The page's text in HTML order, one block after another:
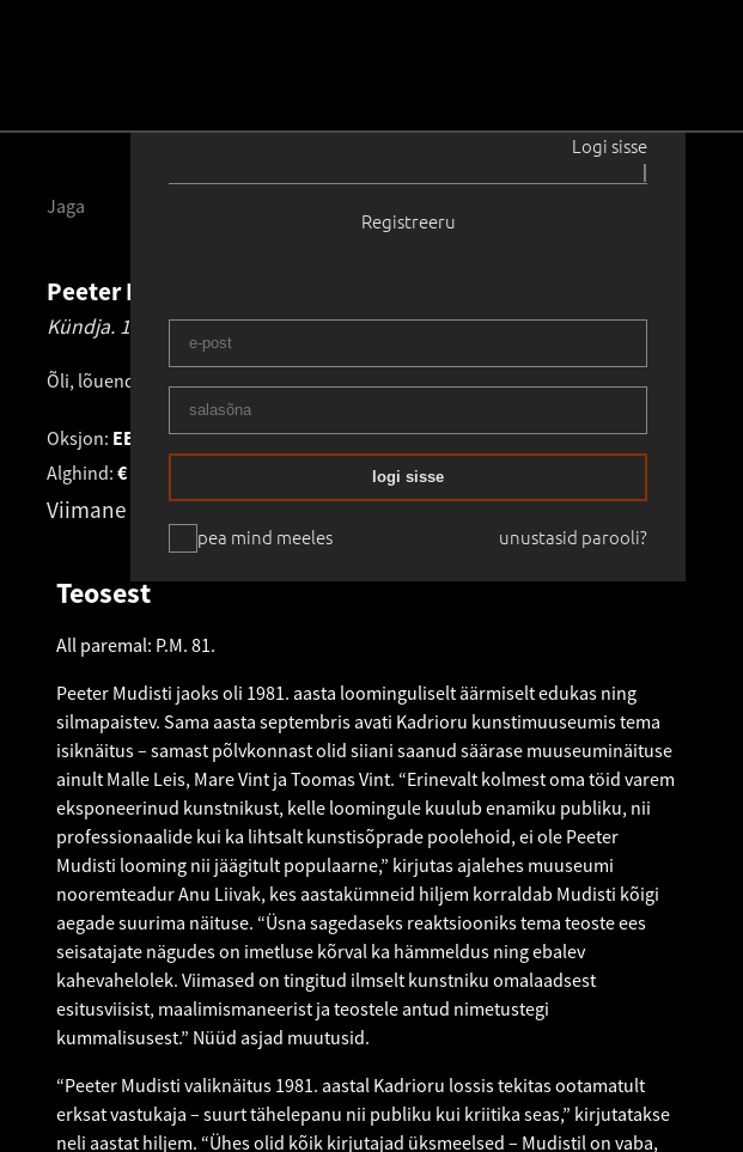
Logi sisse
|
Registreeru
pea mind meeles
logi sisse
unustasid parooli?
Peeter Mudist
Kündja. 1981
Õli, lõuend 51.0 × 110.5 cmRaamitud
Oksjon: EESTI KUNSTI SÜGISOKSJON 2025, III OSA10.11.2025
Alghind: €
Viimane pakkumine: 38 000
€
Teosest
All paremal: P.M. 81.
Peeter Mudisti jaoks oli 1981. aasta loominguliselt äärmiselt edukas ning
silmapaistev. Sama aasta septembris avati Kadrioru kunstimuuseumis tema
isiknäitus – samast põlvkonnast olid siiani saanud säärase muuseuminäituse
ainult Malle Leis, Mare Vint ja Toomas Vint. “Erinevalt kolmest oma töid varem
eksponeerinud kunstnikust, kelle loomingule kuulub enamiku publiku, nii
professionaalide kui ka lihtsalt kunstisõprade poolehoid, ei ole Peeter
Mudisti looming nii jäägitult populaarne,” kirjutas ajalehes muuseumi
nooremteadur Anu Liivak, kes aastakümneid hiljem korraldab Mudisti kõigi
aegade suurima näituse. “Üsna sagedaseks reaktsiooniks tema teoste ees
seisatajate nägudes on imetluse kõrval ka hämmeldus ning ebalev
kahevahelolek. Viimased on tingitud ilmselt kunstniku omalaadsest
esitusviisist, maalimismaneerist ja teostele antud nimetustegi
kummalisusest.” Nüüd asjad muutusid.
“Peeter Mudisti valiknäitus 1981. aastal Kadrioru lossis tekitas ootamatult
erksat vastukaja – suurt tähelepanu nii publiku kui kriitika seas,” kirjutatakse
neli aastat hiljem. “Ühes olid kõik kirjutajad üksmeelsed – Mudistil on vaba,
Jaga